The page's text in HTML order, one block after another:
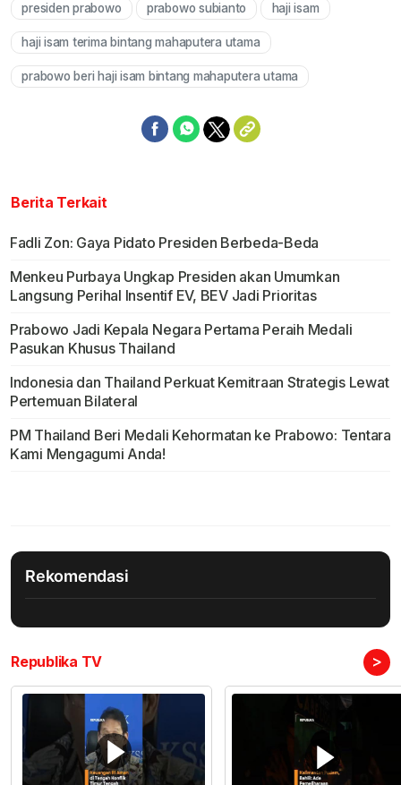
Mute
presiden prabowo prabowo subianto haji isam
haji isam terima bintang mahaputera utama
prabowo beri haji isam bintang mahaputera utama
Berita Terkait
Fadli Zon: Gaya Pidato Presiden Berbeda-Beda
Menkeu Purbaya Ungkap Presiden akan Umumkan
Langsung Perihal Insentif EV, BEV Jadi Prioritas
Prabowo Jadi Kepala Negara Pertama Peraih Medali
Pasukan Khusus Thailand
Indonesia dan Thailand Perkuat Kemitraan Strategis Lewat
Pertemuan Bilateral
PM Thailand Beri Medali Kehormatan ke Prabowo: Tentara
Kami Mengagumi Anda!
Rekomendasi
Republika TV >